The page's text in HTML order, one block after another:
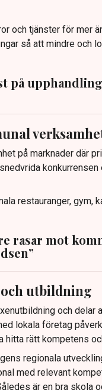
och tjänster för mer
så att mindre och
på
på marknader där
restauranger, gym,
rasar mot
utbildning
och delar
lokala företag
rätt kompetens
regionala
med relevant
är en bra skola